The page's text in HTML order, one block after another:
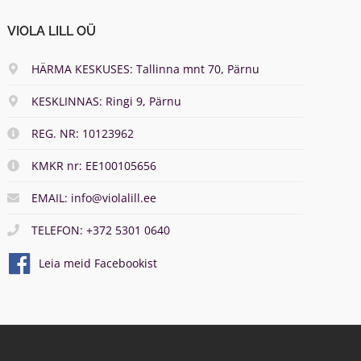
VIOLA LILL OÜ
HÄRMA KESKUSES: Tallinna mnt 70, Pärnu
KESKLINNAS: Ringi 9, Pärnu
REG. NR: 10123962
KMKR nr: EE100105656
EMAIL: info@violalill.ee
TELEFON: +372 5301 0640
Leia meid Facebookist